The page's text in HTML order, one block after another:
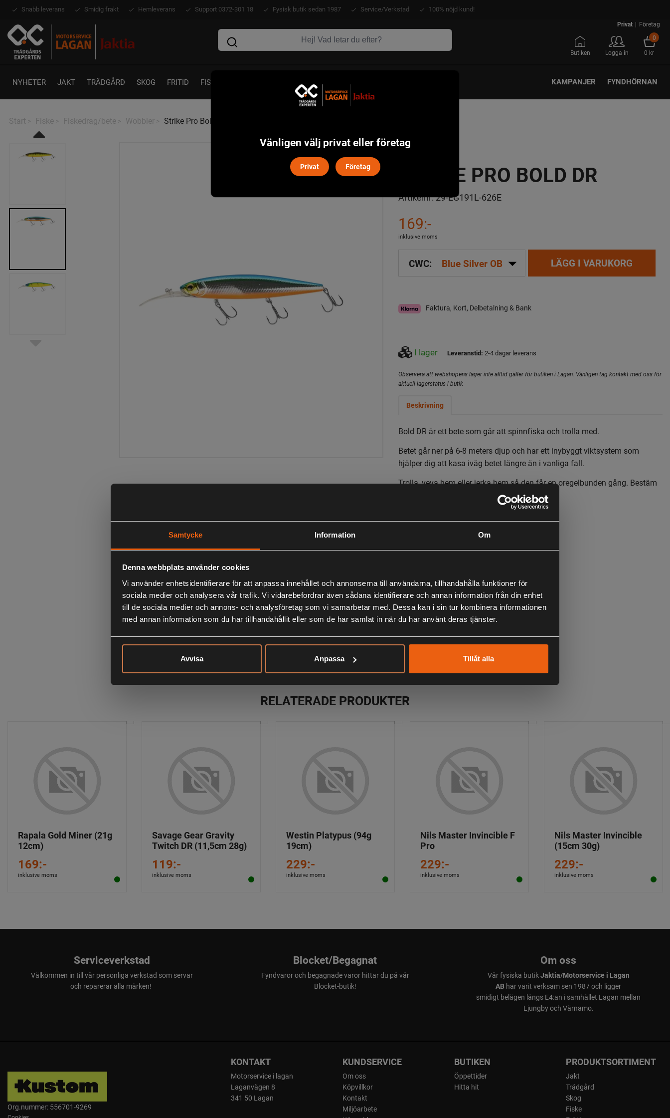
Samtycke Information Om
Denna webbplats använder cookies
Vi använder enhetsidentifierare för att anpassa innehållet och annonserna till användarna, tillhandahålla funktioner för
sociala medier och analysera vår trafik. Vi vidarebefordrar även sådana identifierare och annan information från din enhet
till de sociala medier och annons- och analysföretag som vi samarbetar med. Dessa kan i sin tur kombinera informationen
med annan information som du har tillhandahållit eller som de har samlat in när du har använt deras tjänster.
Avvisa Anpassa Tillåt alla
Snabb leverans Smidig frakt Hemleverans Support 0372-301 18 Fysisk butik sedan 1987 Service/Verkstad 100% nöjd kund!
Privat | Företag
Butiken Logga in
0
0 kr
NYHETER JAKT TRÄDGÅRD SKOG FRITID FISKE KAMPANJER FYNDHÖRNAN
Start > Fiske > Fiskedrag/bete > Wobbler > Strike Pro Bold DR
STRIKE PRO BOLD DR
Artikelnr:29-EG191L-626E
169:-
inklusive moms
CWC: Blue Silver OB arrow_drop_down LÄGG I VARUKORG
Faktura, Kort, Delbetalning & Bank
I lager Leveranstid: 2-4 dagar leverans
Observera att webshopens lager inte alltid gäller för butiken i Lagan. Vänligen tag kontakt med oss för
aktuell lagerstatus i butik
Beskrivning
Bold DR är ett bete som går att spinnfiska och trolla med.
Betet går ner på 6-8 meters djup och har ett inybyggt viktsystem som
hjälper dig att kasa iväg betet längre än i vanliga fall.
Trolla, veva hem eller jerka hem så den får en oregelbunden gång. Bestäm
LIKNANDE PRODUKTER
KÖPS OFTA TILLSAMMANS
ANDRA HAR OCKSÅ TITTAT PÅ
RELATERADE PRODUKTER
Rapala Gold Miner (21g
12cm)
169:-
inklusive moms
Savage Gear Gravity
Twitch DR (11,5cm 28g)
119:-
inklusive moms
Westin Platypus (94g
19cm)
229:-
inklusive moms
Nils Master Invincible F
Pro
229:-
inklusive moms
Nils Master Invincible
(15cm 30g)
229:-
inklusive moms
Serviceverkstad
Välkommen in till vår personliga verkstad som servar
och reparerar alla märken!
Blocket/Begagnat
Fyndvaror och begagnade varor hittar du på vår
Blocket-butik!
Om oss
Vår fysiska butikJaktia/Motorservice i Lagan
AB har varit verksam sen 1987 och ligger
smidigt belägen längs E4:an i samhället Lagan mellan
Ljungby och Värnamo.
Org.nummer: 556701-9269
KONTAKT
Motorservice i lagan
Laganvägen 8
341 50 Lagan
KUNDSERVICE
Om oss
Köpvillkor
Kontakt
Miljöarbete
BUTIKEN
Öppettider
Hitta hit
PRODUKTSORTIMENT
Jakt
Trädgård
Skog
Fiske
Vänligen välj privat eller företag
Privat Företag